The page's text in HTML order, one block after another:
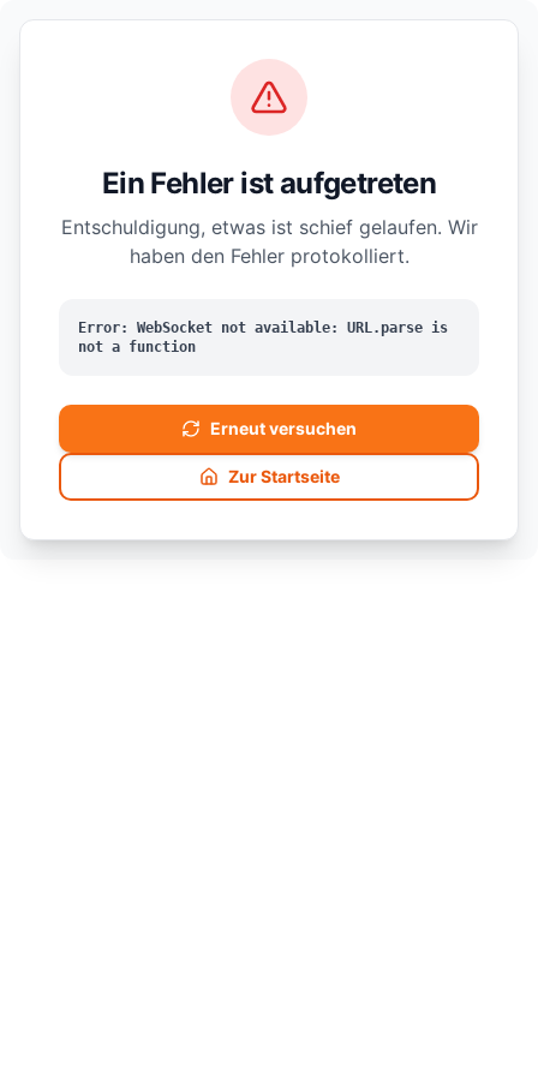
Ein Fehler ist aufgetreten
Entschuldigung, etwas ist schief gelaufen. Wir
haben den Fehler protokolliert.
Error: WebSocket not available: URL.parse is
not a function
Erneut versuchen
Zur Startseite